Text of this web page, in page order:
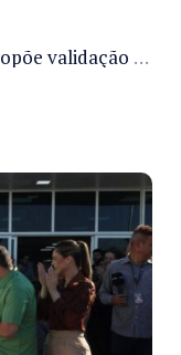
Projeto de Lei 1238/26 propõe validação automática do Cadastro Ambiental Rural para imóveis de até quatro módulos fiscais